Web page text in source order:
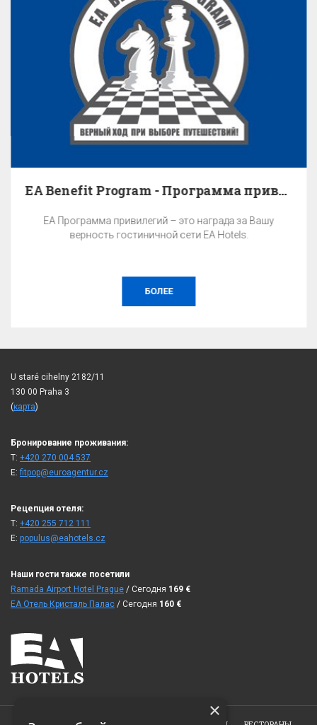
EA Benefit Program - Программа привилегий
EA Программа привилегий – это награда за Вашу
верность гостиничной сети EA Hotels.
БОЛЕЕ
U staré cihelny 2182/11
130 00 Praha 3
(карта)
Бронирование проживания:
T: +420 270 004 537
E:fitpop@euroagentur.cz
Рецепция отеля:
T: +420 255 712 111
E: populus@eahotels.cz
Наши гости также посетили
Ramada Airport Hotel Prague / Сегодня 169 €
ЕА Отель Кристаль Палас / Сегодня 160 €
×